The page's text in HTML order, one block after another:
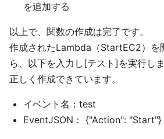
を追加する
以上で、関数の作成は完了です。
作成されたLambda（StartEC2）を
ら、以下を入力し[テスト]を実行し
正しく作成できています。
イベント名：test
EventJSON： {"Action": "Start"}